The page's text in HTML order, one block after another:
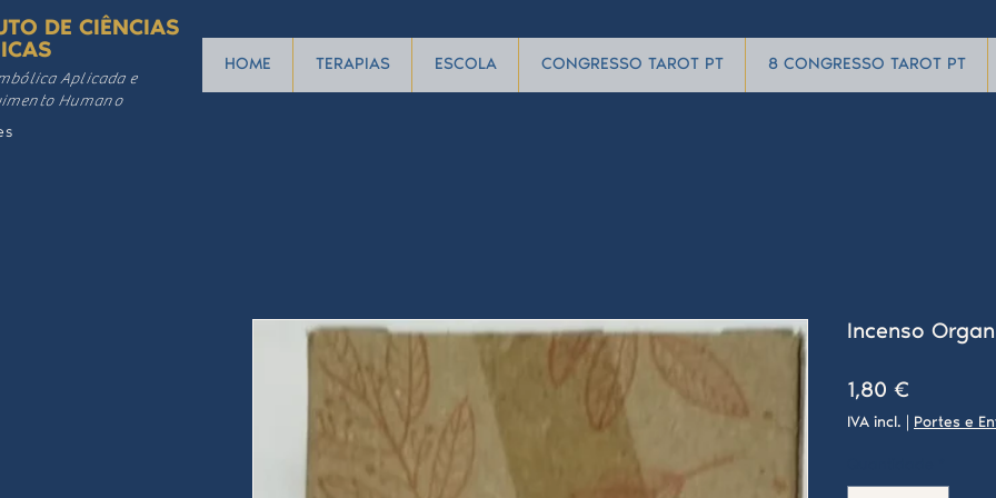
DE CIÊNCIAS
Aplicada e
Humano
HOME TERAPIAS ESCOLA CONGRESSO TAROT PT 8 CONGRESSO TAROT PT
Incenso
1,80 €Preço
IVA incl. Portes e